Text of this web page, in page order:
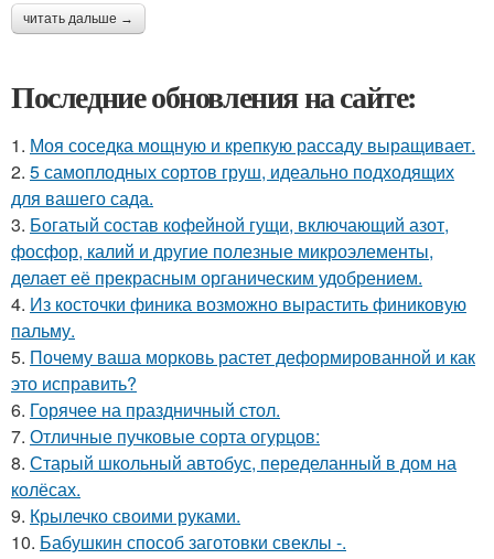
читать дальше →
Последние обновления на сайте:
1. Моя соседка мощную и крепкую рассаду выращивает.
2. 5 самоплодных сортов груш, идеально подходящих
для вашего сада.
3. Богатый состав кофейной гущи, включающий азот,
фосфор, калий и другие полезные микроэлементы,
делает её прекрасным органическим удобрением.
4. Из косточки финика возможно вырастить финиковую
пальму.
5. Почему ваша морковь растет деформированной и как
это исправить?
6. Горячее на праздничный стол.
7. Отличные пучковые сорта огурцов:
8. Старый школьный автобус, переделанный в дом на
колёсах.
9. Крылечко своими руками.
10. Бабушкин способ заготовки свеклы -.